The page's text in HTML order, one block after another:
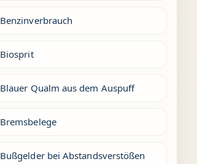
Benzinverbrauch
Biosprit
Blauer Qualm aus dem Auspuff
Bremsbelege
Bußgelder bei Abstandsverstößen